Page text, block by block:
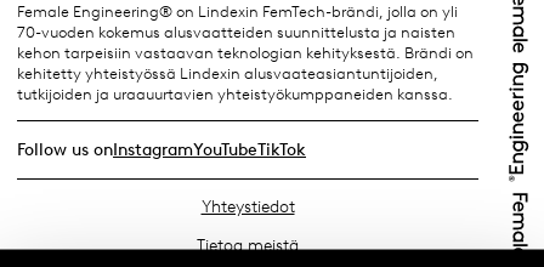
Female Engineering® on Lindexin FemTech-brändi, jolla on yli
70-vuoden kokemus alusvaatteiden suunnittelusta ja naisten
kehon tarpeisiin vastaavan teknologian kehityksestä. Brändi on
kehitetty yhteistyössä Lindexin alusvaateasiantuntijoiden,
tutkijoiden ja uraauurtavien yhteistyökumppaneiden kanssa.
Follow us onInstagramYouTubeTikTok
Yhteystiedot
Tietoa meistä